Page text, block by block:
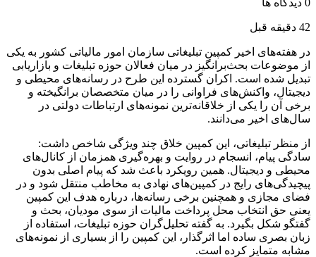
42 دقیقه قبل
در هفته‌های اخیر کمپین تبلیغاتی سازمان امور مالیاتی کشور به یکی
از موضوعات بحث‌برانگیز در میان فعالان حوزه تبلیغات و بازاریابی
تبدیل شده است. اکران گسترده این طرح در رسانه‌های محیطی و
دیجیتال، واکنش‌های فراوانی را در میان متخصصان برانگیخته و
برخی آن را یکی از خلاقانه‌ترین نمونه‌های ارتباطات دولتی در
سال‌های اخیر می‌دانند.
از منظر تبلیغاتی، این کمپین خلاق چند ویژگی شاخص داشت:
سادگی پیام، انسجام در روایت و بهره‌گیری همزمان از کانال‌های
محیطی و دیجیتال. همین رویکرد باعث شد که پیام اصلی بدون
پیچیدگی‌های رایج در کمپین‌های نهادی به مخاطب منتقل شود و در
فضای مجازی و همچنین برخی‌ رسانه‌ها، درباره هدف این کمپین
یعنی حق انتخاب محل پرداخت مالیات از سوی مودیان، بحث و
گفتگو شکل بگیرد. به گفته تحلیل‌گران حوزه تبلیغات، استفاده از
زبان بصری ساده اما اثرگذار، این کمپین را از بسیاری از نمونه‌های
مشابه متمایز کرده است.